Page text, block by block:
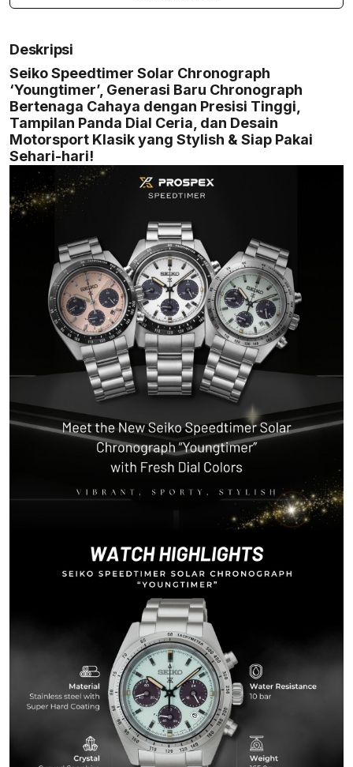
Deskripsi
Seiko Speedtimer Solar Chronograph
‘Youngtimer’, Generasi Baru Chronograph
Bertenaga Cahaya dengan Presisi Tinggi,
Tampilan Panda Dial Ceria, dan Desain
Motorsport Klasik yang Stylish & Siap Pakai
Sehari-hari!